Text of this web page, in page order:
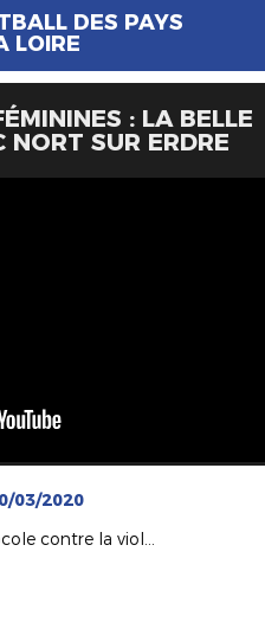
DES PAYS
LOIRE
: LA BELLE
SUR ERDRE
03/2020
Notre protocole contre la violence avant le match Châteaubriant-Mayenne (R2)